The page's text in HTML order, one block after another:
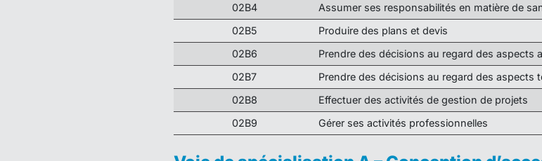
02B4
Assumer ses responsabilités en matière de
02B5
Produire des plans et devis
02B6
Prendre des décisions au regard des aspects
02B7
Prendre des décisions au regard des aspects
02B8
Effectuer des activités de gestion de projets
02B9
Gérer ses activités professionnelles